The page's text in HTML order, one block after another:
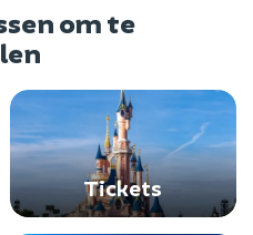
om te
Tickets